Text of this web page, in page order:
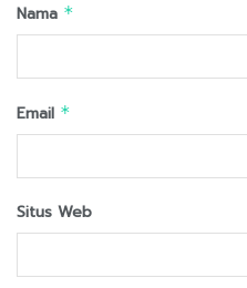
Nama *
Email *
Situs Web